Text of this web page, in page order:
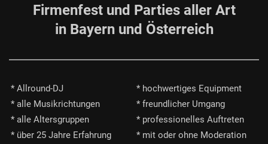
Firmenfest und Parties aller Art
in Bayern und Österreich
* Allround-DJ
* hochwertiges Equipment
* alle Musikrichtungen
* freundlicher Umgang
* alle Altersgruppen
* professionelles Auftreten
* über 25 Jahre Erfahrung
* mit oder ohne Moderation